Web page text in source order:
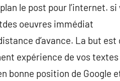
le post pour l’internet. si
oeuvres immédiat
d’avance. La but est
expérience de vos
bonne position de Google